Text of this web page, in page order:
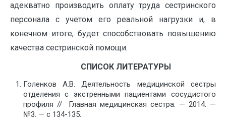
адекватно производить оплату труда сестринского
персонала с учетом его реальной нагрузки и, в
конечном итоге, будет способствовать повышению
качества сестринской помощи.
СПИСОК ЛИТЕРАТУРЫ
Голенков А.В. Деятельность медицинской сестры
отделения с экстренными пациентами сосудистого
профиля // Главная медицинская сестра. — 2014. —
№3. — с 134-135.